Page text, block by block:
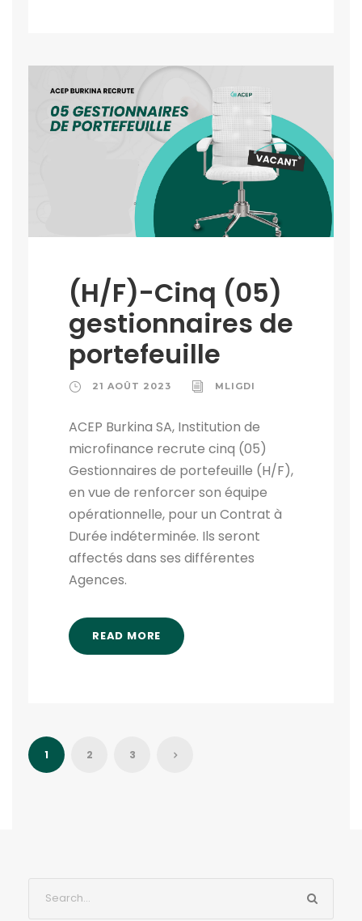
(H/F)-Cinq (05)
gestionnaires de
portefeuille
21 AOÛT 2023 MLIGDI
ACEP Burkina SA, Institution de
microfinance recrute cinq (05)
Gestionnaires de portefeuille (H/F),
en vue de renforcer son équipe
opérationnelle, pour un Contrat à
Durée indéterminée. Ils seront
affectés dans ses différentes
Agences.
READ MORE
1 2 3